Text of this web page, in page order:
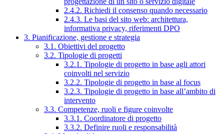
2.4.2. Richiedi il consenso quando necessario
2.4.3. Le basi del sito web: architettura,
informativa privacy, riferimenti DPO
3. Pianificazione, gestione e strategia
3.1. Obiettivi del progetto
3.2. Tipologie di progetti
3.2.1. Tipologie di progetto in base agli attori
coinvolti nel servizio
3.2.2. Tipologie di progetto in base al focus
3.2.3. Tipologie di progetto in base all’ambito di
intervento
3.3. Competenze, ruoli e figure coinvolte
3.3.1. Coordinatore di progetto
3.3.2. Definire ruoli e responsabilità